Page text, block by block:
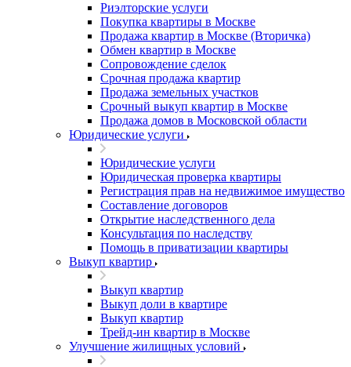
Риэлторские услуги
Покупка квартиры в Москве
Продажа квартир в Москве (Вторичка)
Обмен квартир в Москве
Сопровождение сделок
Срочная продажа квартир
Продажа земельных участков
Срочный выкуп квартир в Москве
Продажа домов в Московской области
Юридические услуги
Юридические услуги
Юридическая проверка квартиры
Регистрация прав на недвижимое имущество
Составление договоров
Открытие наследственного дела
Консультация по наследству
Помощь в приватизации квартиры
Выкуп квартир
Выкуп квартир
Выкуп доли в квартире
Выкуп квартир
Трейд-ин квартир в Москве
Улучшение жилищных условий